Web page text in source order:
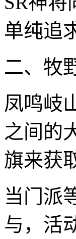
单纯追
二、牧
凤鸣岐
之间的
旗来获
当门派
与，活